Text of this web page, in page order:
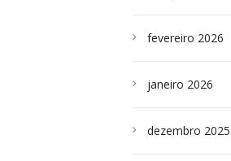
fevereiro 2026
janeiro 2026
dezembro 2025